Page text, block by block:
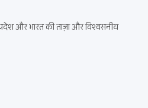
और भारत की ताज़ा और विश्वसनीय